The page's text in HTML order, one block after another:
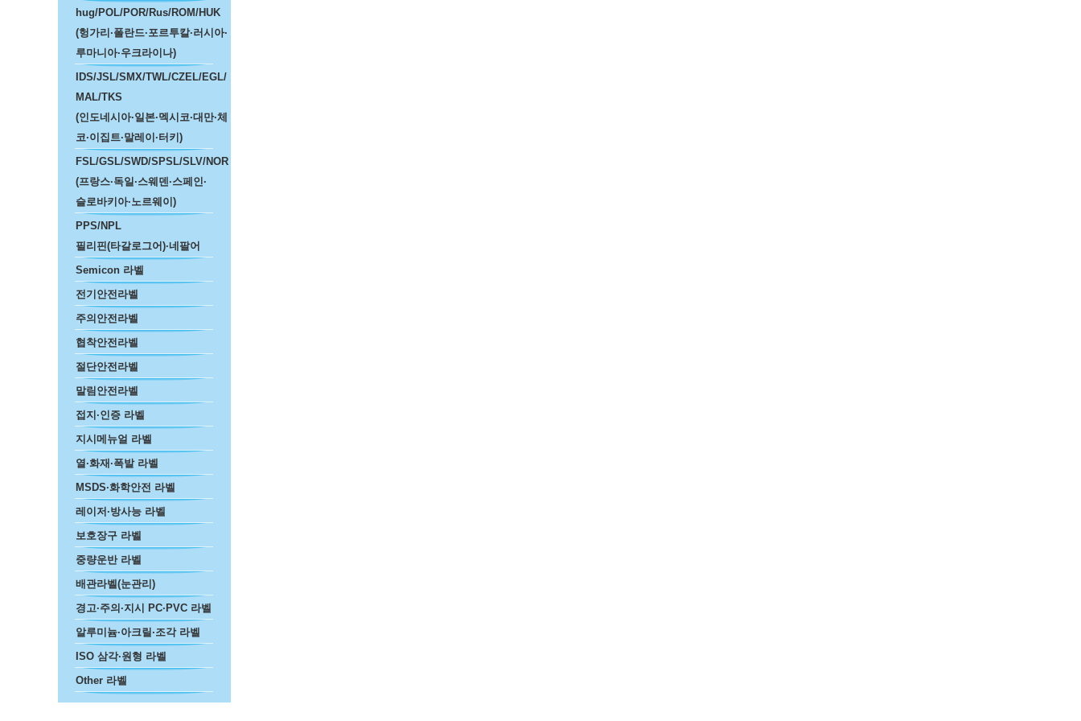
hug/POL/POR/Rus/ROM/HUK
(헝가리·폴란드·포르투칼·러시아·
루마니아·우크라이나)
IDS/JSL/SMX/TWL/CZEL/EGL/
MAL/TKS
(인도네시아·일본·멕시코·대만·체
코·이집트·말레이·터키)
FSL/GSL/SWD/SPSL/SLV/NOR
(프랑스·독일·스웨덴·스페인·
슬로바키아·노르웨이)
PPS/NPL
필리핀(타갈로그어)·네팔어
Semicon 라벨
전기안전라벨
주의안전라벨
협착안전라벨
절단안전라벨
말림안전라벨
접지·인증 라벨
지시메뉴얼 라벨
열·화재·폭발 라벨
MSDS·화학안전 라벨
레이저·방사능 라벨
보호장구 라벨
중량운반 라벨
배관라벨(눈관리)
경고·주의·지시 PC·PVC 라벨
알루미늄·아크릴·조각 라벨
ISO 삼각·원형 라벨
Other 라벨